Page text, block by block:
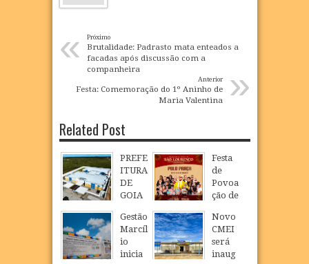
« Próximo
Brutalidade: Padrasto mata enteados a
facadas após discussão com a
companheira
»
Anterior
Festa: Comemoração do 1º Aninho de
Maria Valentina
Related Post
PREFE
ITURA
DE
GOIA
INAU
GURA
NOVO
CMEI
Festa
de
Povoa
ção de
Loure
nço
celebr
a fé,
Gestão
Marcíl
io
inicia
Novo
CMEI
será
inaug